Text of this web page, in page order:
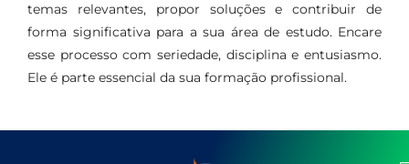
temas relevantes, propor soluções e contribuir de
forma significativa para a sua área de estudo. Encare
esse processo com seriedade, disciplina e entusiasmo.
Ele é parte essencial da sua formação profissional.